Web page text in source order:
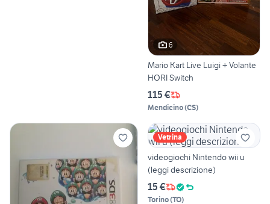
6
Mario Kart Live Luigi + Volante
HORI Switch
115 €
Mendicino(CS)
Vetrina
videogiochi Nintendo wii u
(leggi descrizione)
15 €
Torino(TO)